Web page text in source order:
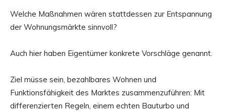
Welche Maßnahmen wären stattdessen zur Entspannung
der Wohnungsmärkte sinnvoll?
Auch hier haben Eigentümer konkrete Vorschläge genannt.
Ziel müsse sein, bezahlbares Wohnen und
Funktionsfähigkeit des Marktes zusammenzuführen: Mit
differenzierten Regeln, einem echten Bauturbo und